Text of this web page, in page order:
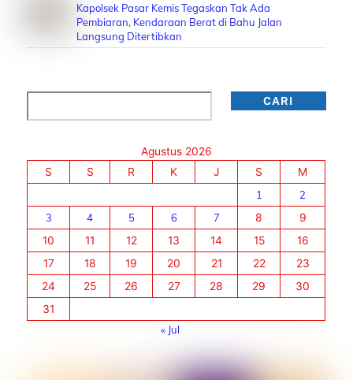
Kapolsek Pasar Kemis Tegaskan Tak Ada
Pembiaran, Kendaraan Berat di Bahu Jalan
Langsung Ditertibkan
CARI
Agustus 2026
S
S R K J S
M
1
2
3
4 5 6 7 8
9
10
11 12 13 14 15
16
17
18 19 20 21 22
23
24
25 26 27 28 29
30
31
« Jul